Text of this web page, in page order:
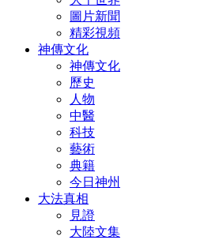
圖片新聞
精彩視頻
神傳文化
神傳文化
歷史
人物
中醫
科技
藝術
典籍
今日神州
大法真相
見證
大陸文集